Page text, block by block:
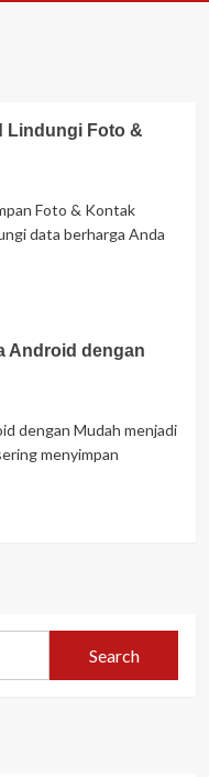
Lindungi Foto &
Foto & Kontak
data berharga Anda
Android dengan
dengan Mudah menjadi
menyimpan
Search